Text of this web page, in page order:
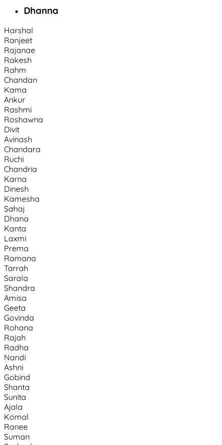
Dhanna
Harshal
Ranjeet
Rajanae
Rakesh
Rahm
Chandan
Kama
Ankur
Rashmi
Roshawna
Divit
Avinash
Chandara
Ruchi
Chandria
Karna
Dinesh
Kamesha
Sahaj
Dhana
Kanta
Laxmi
Prema
Ramana
Tarrah
Sarala
Shandra
Amisa
Geeta
Govinda
Rohana
Rajah
Radha
Nandi
Ashni
Gobind
Shanta
Sunita
Ajala
Komal
Ranee
Suman